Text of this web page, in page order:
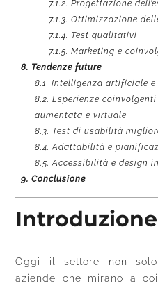
7.1.2. Progettazione
7.1.3. Ottimizzazione
7.1.4. Test qualitativi
7.1.5. Marketing e
8. Tendenze future
8.1. Intelligenza artificiale
8.2. Esperienze
aumentata e virtuale
8.3. Test di usabilità
8.4. Adattabilità e
8.5. Accessibilità e design
9. Conclusione
Introduzione
Oggi il settore non
aziende che mirano a